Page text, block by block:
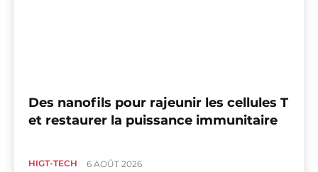
Des nanofils pour rajeunir les cellules T
et restaurer la puissance immunitaire
HIGT-TECH 6 AOÛT 2026